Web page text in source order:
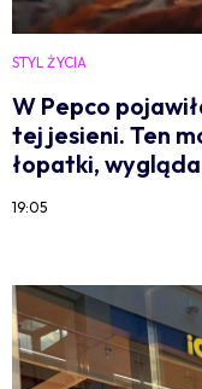
STYL ŻYCIA
W Pepco
tej jesieni. Ten
łopatki,
19:05